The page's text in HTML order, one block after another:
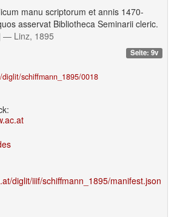
manu scriptorum et annis 1470-
asservat Bibliotheca Seminarii cleric.
— Linz, 1895
Seite: 9v
schiffmann_1895/0018
diglit/iiif/schiffmann_1895/manifest.json